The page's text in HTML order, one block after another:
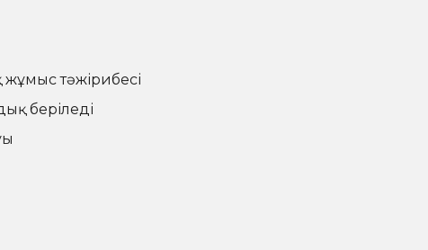
тәжірибесі
беріледі